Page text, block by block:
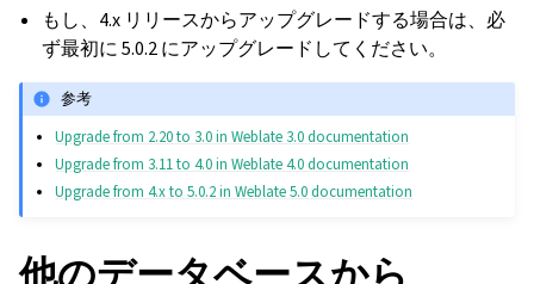
もし、4.x リリースからアップグレードする場合は、必
ず最初に 5.0.2 にアップグレードしてください。
参考
Upgrade from 2.20 to 3.0 in Weblate 3.0 documentation
Upgrade from 3.11 to 4.0 in Weblate 4.0 documentation
Upgrade from 4.x to 5.0.2 in Weblate 5.0 documentation